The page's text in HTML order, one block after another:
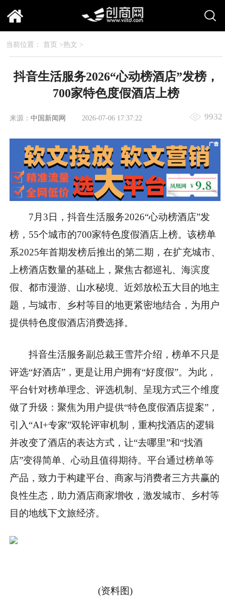
当前位置： 首页 >热文 >
抖音生活服务2026“心动榜酒店”发榜，
700家特色度假酒店上榜
来源： 中国新闻网 2026-07-06 17:37:22 9932
7月3日，抖音生活服务2026“心动榜酒店”发
榜，55个城市的700家特色度假酒店上榜。该榜单
系2025年首期发榜后推出的第二期，在扩充城市、
上榜酒店数量的基础上，聚焦古都巡礼、海滨度
假、都市漫游、山水秘境、近郊放松五大目的地主
题，与城市、乡村等目的地更紧密地结合，为用户
提供特色度假酒店消费选择。
抖音生活服务副总裁王雪芹介绍，榜单不只是
评选“好酒店”，更是让用户拥有“好度假”。为此，
平台针对榜单理念、评选机制、呈现方式三个维度
做了升级：聚焦为用户提供“特色度假酒店提案”，
引入“AI+专家”双轮评审机制，重构找酒店的逻辑
并改变了酒店的表达方式，让“去哪里”和“找酒
店”变得简单、心动且值得期待。平台通过榜单等
产品，致力于构建平台、商家与消费者三方共赢的
良性生态，助力酒店商家增收，激发城市、乡村等
目的地线下文旅经济。
(资料图)